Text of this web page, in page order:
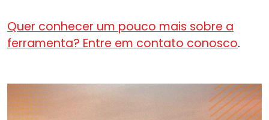
Quer conhecer um pouco mais sobre a
ferramenta? Entre em contato conosco.